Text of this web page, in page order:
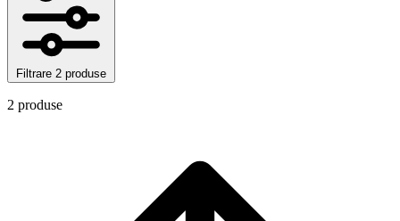
Filtrare 2 produse
2 produse